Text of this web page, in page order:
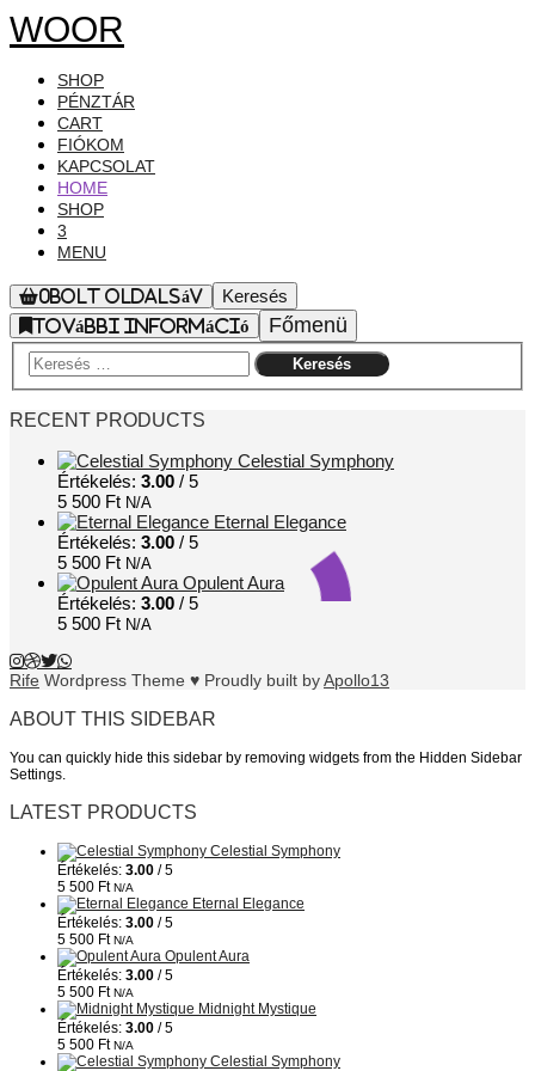
WOOR
SHOP
PÉNZTÁR
CART
FIÓKOM
KAPCSOLAT
HOME
SHOP
3
MENU
0Bolt oldalsáv Keresés
További információ Főmenü
RECENT PRODUCTS
Celestial Symphony
Értékelés: 3.00 / 5
5 500 Ft N/A
Eternal Elegance
Értékelés: 3.00 / 5
5 500 Ft N/A
Opulent Aura
Értékelés: 3.00 / 5
5 500 Ft N/A
Rife Wordpress Theme ♥ Proudly built byApollo13
ABOUT THIS SIDEBAR
You can quickly hide this sidebar by removing widgets from the Hidden Sidebar
Settings.
LATEST PRODUCTS
Celestial Symphony
Értékelés: 3.00 / 5
5 500 Ft N/A
Eternal Elegance
Értékelés: 3.00 / 5
5 500 Ft N/A
Opulent Aura
Értékelés: 3.00 / 5
5 500 Ft N/A
Midnight Mystique
Értékelés: 3.00 / 5
5 500 Ft N/A
Celestial Symphony